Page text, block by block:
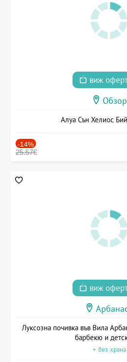
виж
Обзор
Алуа Сън Хелиос
-14%
25.57€
виж
Луксозна почивка във Вила
барбекю и
+ без храна